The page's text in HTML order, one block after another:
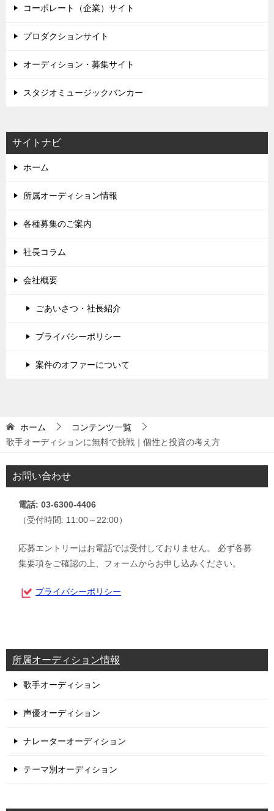
コーポレート（企業）サイト
プロダクションサイト
オーディション・募集サイト
スタジオミュージックバンカー
サイトナビ
ホーム
所属オーディション情報
各種募集のご案内
社長コラム
会社概要
ごあいさつ・社長紹介
プライバシーポリシー
案件のオファーについて
ホーム
コンテンツ一覧
歌手オーディションに無料で挑戦｜個性と投資の考え方
お問い合わせ
電話: 03-6300-4406
（受付時間: 11:00～22:00）
応募エントリーはお電話では受付しておりません。 必ず各募
集要項をご確認の上、フォームからお申し込みください。
プライバシーポリシー
所属オーディション情報
歌手オーディション
声優オーディション
ナレーターオーディション
テーマ別オーディション